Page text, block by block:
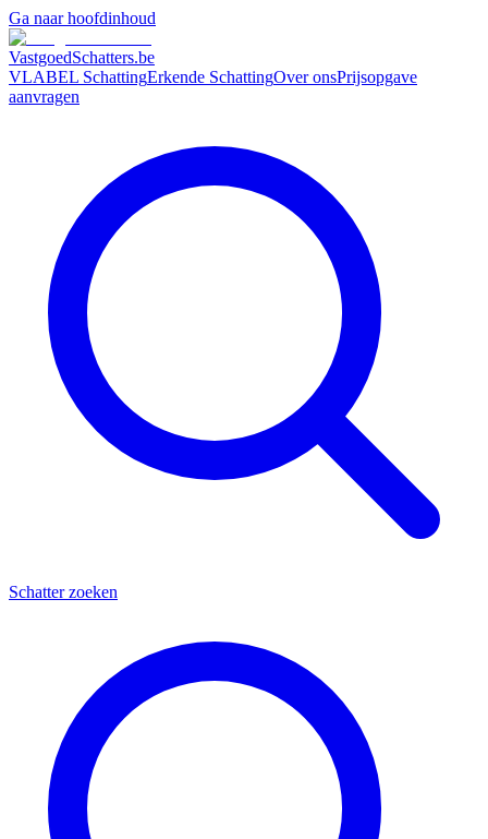
Ga naar hoofdinhoud
VastgoedSchatters.be
VLABEL SchattingErkende SchattingOver onsPrijsopgave
aanvragen
Schatter zoeken